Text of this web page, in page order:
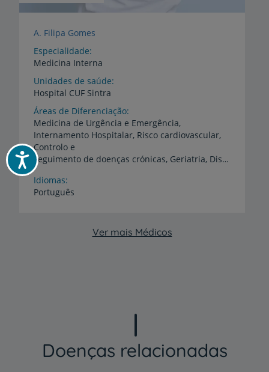
Acessibilidade
A. Filipa Gomes
Especialidade
Medicina Interna
Unidades de saúde
Hospital CUF Sintra
Áreas de Diferenciação
Medicina de Urgência e Emergência,
Internamento Hospitalar, Risco cardiovascular,
Controlo e
seguimento de doenças crónicas, Geriatria, Dislipidemia, Diabetes Mellitus Tipo 2, Hipertensão arterial, Insuficiência cardíaca
Idiomas
Português
Ver mais Médicos
Doenças relacionadas